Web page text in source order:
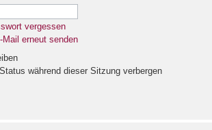
vergessen
erneut senden
während dieser Sitzung verbergen